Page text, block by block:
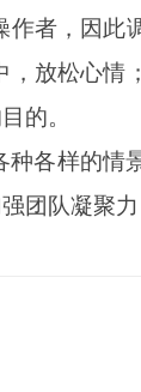
者，因此
放松心情
的。
各样的情
团队凝聚